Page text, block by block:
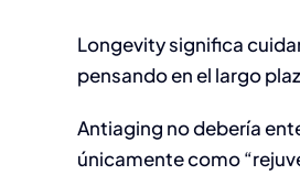
Longevity significa
pensando en el largo
Antiaging no debería
únicamente como